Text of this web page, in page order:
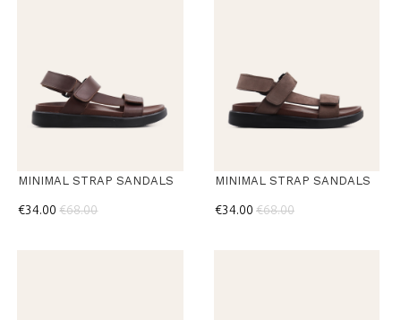
MINIMAL STRAP SANDALS
€34.00 €68.00
MINIMAL STRAP SANDALS
€34.00 €68.00